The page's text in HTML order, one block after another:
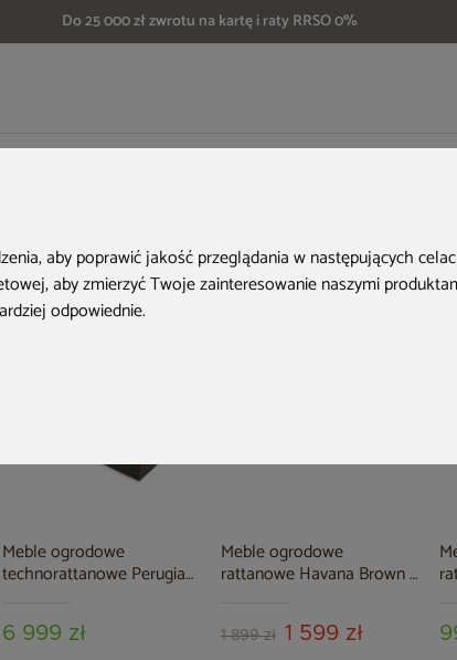
aby poprawić jakość przeglądania w następujących
,aby zmierzyć Twoje zainteresowanie naszymi
odpowiednie.
Do 25 000 zł zwrotu na kartę i raty RRSO 0%
Meble ogrodowe
technorattanowe Perugia
6 999 zł
Meble ogrodowe
rattanowe Havana Brown /
1 899 zł 1 599 zł